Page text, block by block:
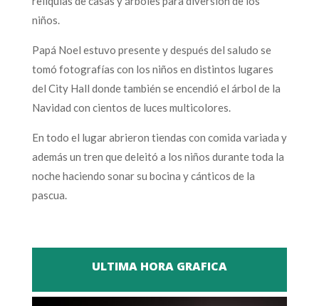
niños.
Papá Noel estuvo presente y después del saludo se
tomó fotografías con los niños en distintos lugares
del City Hall donde también se encendió el árbol de la
Navidad con cientos de luces multicolores.
En todo el lugar abrieron tiendas con comida variada y
además un tren que deleitó a los niños durante toda la
noche haciendo sonar su bocina y cánticos de la
pascua.
ULTIMA HORA GRAFICA